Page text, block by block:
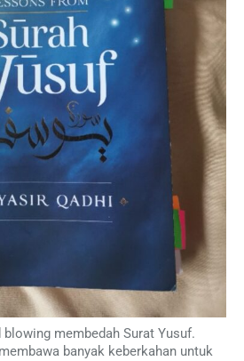
membedah Surat Yusuf.
banyak keberkahan untuk